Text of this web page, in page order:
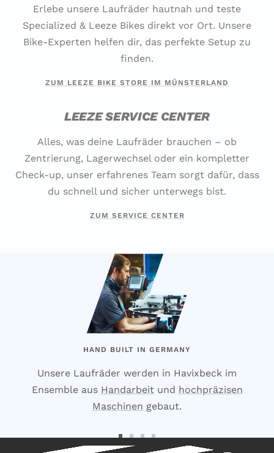
Erlebe unsere Laufräder hautnah und teste
Specialized & Leeze Bikes direkt vor Ort. Unsere
Bike-Experten helfen dir, das perfekte Setup zu
finden.
ZUM LEEZE BIKE STORE IM MÜNSTERLAND
LEEZE SERVICE CENTER
Alles, was deine Laufräder brauchen – ob
Zentrierung, Lagerwechsel oder ein kompletter
Check-up, unser erfahrenes Team sorgt dafür, dass
du schnell und sicher unterwegs bist.
ZUM SERVICE CENTER
HAND BUILT IN GERMANY
Unsere Laufräder werden in Havixbeck im
Ensemble aus Handarbeitund hochpräzisen
Maschinen gebaut.
ZurZur